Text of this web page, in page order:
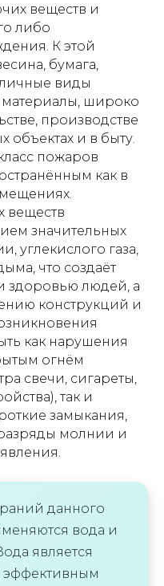
веществ и
либо
К этой
бумага,
виды
материалы, широко
производстве
и в быту.
пожаров
как в
веществ
значительных
углекислого газа,
что создаёт
здоровью людей, а
конструкций и
как нарушения
огнём
свечи, сигареты,
так и
замыкания,
молнии и
данного
вода и
является
эффективным